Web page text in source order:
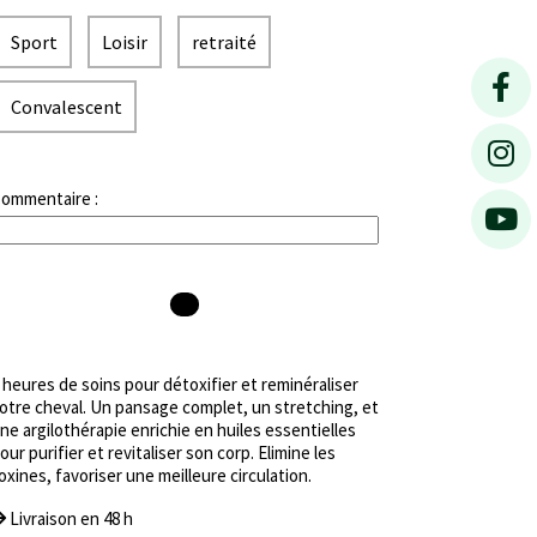
Sport Loisir retraité
Convalescent
:
heures de soins pour détoxifier et reminéraliser
cheval. Un pansage complet, un stretching, et
argilothérapie enrichie en huiles essentielles
purifier et revitaliser son corp. Elimine les
favoriser une meilleure circulation.
Livraison en 48 h